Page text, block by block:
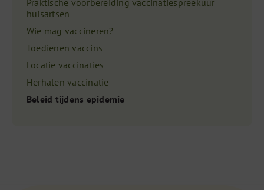
Praktische voorbereiding vaccinatiespreekuur
huisartsen
Wie mag vaccineren?
Toedienen vaccins
Locatie vaccinaties
Herhalen vaccinatie
Beleid tijdens epidemie